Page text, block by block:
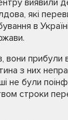
виявили
які
в
вони прибули
з них
не були
строки